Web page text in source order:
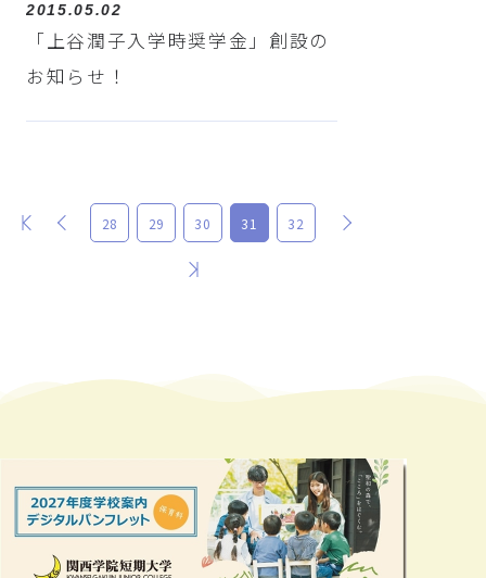
2015.05.02
「上谷潤子入学時奨学金」創設の
お知らせ！
最初 前 28 29 30 31 32
最後